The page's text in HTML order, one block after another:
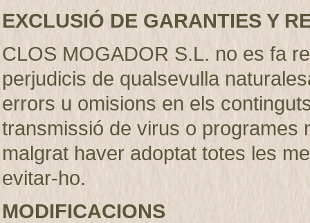
EXCLUSIÓ DE GARANTIES Y
CLOS MOGADOR S.L. no es fa
perjudicis de qualsevulla
errors u omisions en els
transmissió de virus o programes
malgrat haver adoptat totes les
evitar-ho.
MODIFICACIONS